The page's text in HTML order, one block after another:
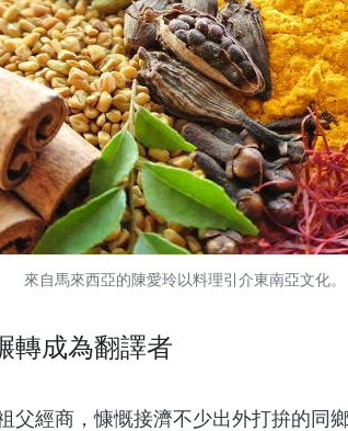
來自馬來西亞的陳愛玲以料理引介東南亞文化。
轉成為翻譯者
經商，慷慨接濟不少出外打拚的同